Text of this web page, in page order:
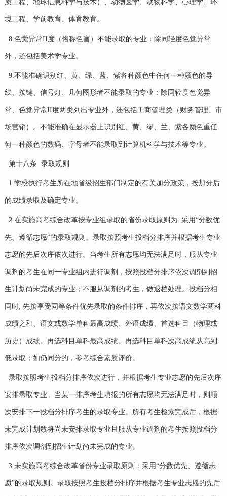
质工程、地球信息科学与技术）、动物医学、动物科学、心理学、环
境工程、学前教育、体育教育。
8.色觉异常II度（俗称色盲）不能录取的专业：除同轻度色觉异常
外，还包括美术学专业。
9.不能准确识别红、黄、绿、蓝、紫各种颜色中任何一种颜色的导
线、按键、信号灯、几何图形者不能录取的专业：除同轻度色觉异
常、色觉异常II度两类列出专业外，还包括工商管理类（财务管理、市
场营销）。不能准确在显示器上识别红、黄、绿、兰、紫各颜色重任
何一种颜色的数码、字母者不能录取到计算机科学与技术等专业。
第十八条 录取规则
1.学校执行考生所在地省级招生部门制定的有关加分政策，按加分后
的成绩录取及确定专业。
2.在实施高考综合改革按专业组录取的省份录取原则为: 采用“分数优
先、遵循志愿”的录取规则。录取按照考生投档分排序并根据考生专业
志愿的先后次序依次进行。当考生所有志愿均无法满足时，服从专业
调剂的考生在同一专业组内进行调剂，按照投档分排序依次调剂到招
生计划尚未完成的专业；不服从调剂的考生，做退档处理。投档分相
同时, 先按享受同等条件优先录取的条件排序，再依次按语文数学两科
成绩之和、语文或数学单科最高成绩、外语成绩、首选科目（物理或
历史）成绩、再选科目单科最高成绩、再选科目单科次高成绩从高到
低录取；如仍同分的，参考综合素质评价。
录取按照考生投档分排序依次进行，并根据考生专业志愿的先后次序
安排录取专业。当某一排序考生填报的所有志愿均无法满足时，则顺
次安排下一投档分排序考生的录取专业。所有考生检索完成后，根据
未完成计划数将尚未安排录取专业且服从专业调剂的考生按照投档分
排序依次调剂到招生计划尚未完成的专业。
3.未实施高考综合改革省份专业录取原则：采用“分数优先、遵循志
愿”的录取规则。录取按照考生投档分排序并根据考生专业志愿的先后